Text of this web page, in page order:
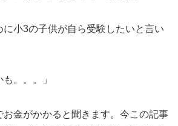
に小3の子供が自ら受験したいと言い
。。。」
お金がかかると聞きます。今この記事